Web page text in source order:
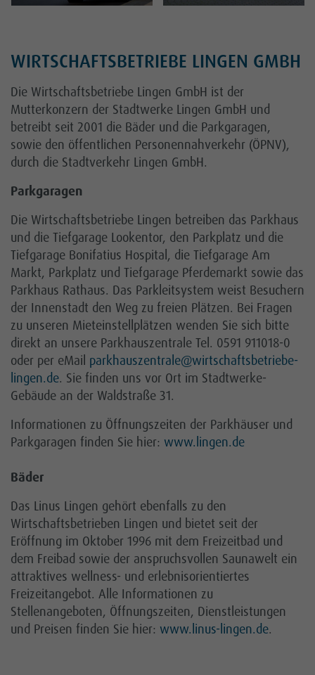
WIRTSCHAFTSBETRIEBE LINGEN GMBH
Die Wirtschaftsbetriebe Lingen GmbH ist der
Mutterkonzern der Stadtwerke Lingen GmbH und
betreibt seit 2001 die Bäder und die Parkgaragen,
sowie den öffentlichen Personennahverkehr (ÖPNV),
durch die Stadtverkehr Lingen GmbH.
Parkgaragen
Die Wirtschaftsbetriebe Lingen betreiben das Parkhaus
und die Tiefgarage Lookentor, den Parkplatz und die
Tiefgarage Bonifatius Hospital, die Tiefgarage Am
Markt, Parkplatz und Tiefgarage Pferdemarkt sowie das
Parkhaus Rathaus. Das Parkleitsystem weist Besuchern
der Innenstadt den Weg zu freien Plätzen. Bei Fragen
zu unseren Mieteinstellplätzen wenden Sie sich bitte
direkt an unsere Parkhauszentrale Tel. 0591 911018-0
oder per eMail parkhauszentrale@wirtschaftsbetriebe-
lingen.de. Sie finden uns vor Ort im Stadtwerke-
Gebäude an der Waldstraße 31.
Informationen zu Öffnungszeiten der Parkhäuser und
Parkgaragen finden Sie hier: www.lingen.de
Bäder
Das Linus Lingen gehört ebenfalls zu den
Wirtschaftsbetrieben Lingen und bietet seit der
Eröffnung im Oktober 1996 mit dem Freizeitbad und
dem Freibad sowie der anspruchsvollen Saunawelt ein
attraktives wellness- und erlebnisorientiertes
Freizeitangebot. Alle Informationen zu
Stellenangeboten, Öffnungszeiten, Dienstleistungen
und Preisen finden Sie hier: www.linus-lingen.de.